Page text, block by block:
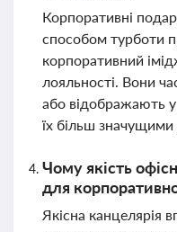
Корпоративні
способом турботи
корпоративний
лояльності. Вони
або відображають
їх більш значущими
Чому якість
для
Якісна канцелярія